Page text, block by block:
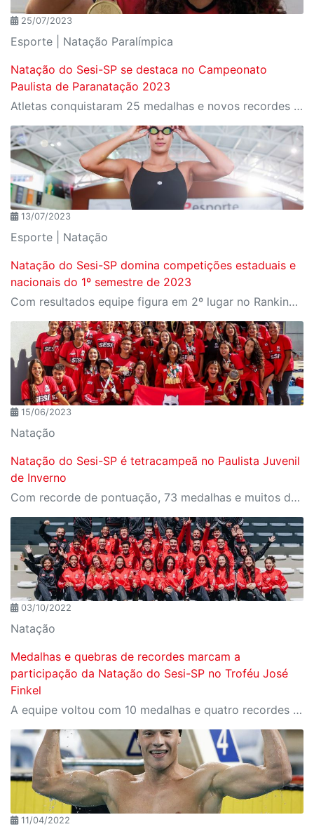
25/07/2023
Esporte | Natação Paralímpica
Natação do Sesi-SP se destaca no Campeonato
Paulista de Paranatação 2023
Atletas conquistaram 25 medalhas e novos recordes paulista
13/07/2023
Esporte | Natação
Natação do Sesi-SP domina competições estaduais e
nacionais do 1º semestre de 2023
Com resultados equipe figura em 2º lugar no Ranking Nacional de Clubes de Natação
15/06/2023
Natação
Natação do Sesi-SP é tetracampeã no Paulista Juvenil
de Inverno
Com recorde de pontuação, 73 medalhas e muitos destaques individuais e coletivo durante os três dias de competição.
03/10/2022
Natação
Medalhas e quebras de recordes marcam a
participação da Natação do Sesi-SP no Troféu José
Finkel
A equipe voltou com 10 medalhas e quatro recordes na bagagem. O resultado garantiu a quarta colocação na classificação geral.
11/04/2022